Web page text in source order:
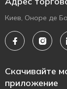
Киев, Оноре де
Скачивайте
приложение